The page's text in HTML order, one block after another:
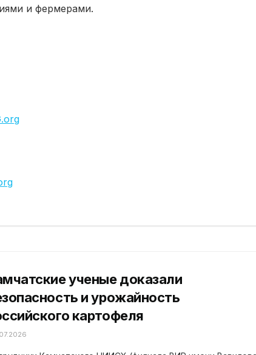
и фермерами.
ученые доказали
и урожайность
картофеля